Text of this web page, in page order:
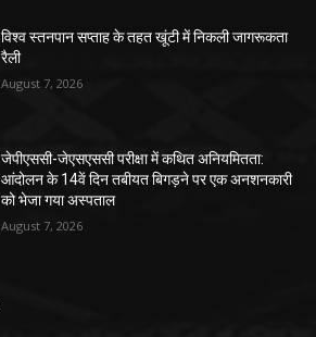
विश्व स्तनपान सप्ताह के तहत खूंटी में निकली जागरूकता
रैली
August 7, 2026
जेपीएससी-जेएसएससी परीक्षा में कथित अनियमितता:
आंदोलन के 14वें दिन तबीयत बिगड़ने पर एक अनशनकारी
को भेजा गया अस्पताल
August 7, 2026